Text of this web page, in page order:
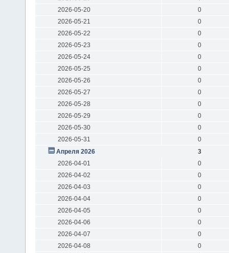
2026-05-20
0
2026-05-21
0
2026-05-22
0
2026-05-23
0
2026-05-24
0
2026-05-25
0
2026-05-26
0
2026-05-27
0
2026-05-28
0
2026-05-29
0
2026-05-30
0
2026-05-31
0
Апреля 2026
3
2026-04-01
0
2026-04-02
0
2026-04-03
0
2026-04-04
0
2026-04-05
0
2026-04-06
0
2026-04-07
0
2026-04-08
0